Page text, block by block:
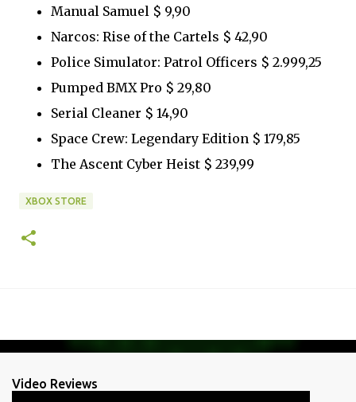
Manual Samuel $ 9,90
Narcos: Rise of the Cartels $ 42,90
Police Simulator: Patrol Officers $ 2.999,25
Pumped BMX Pro $ 29,80
Serial Cleaner $ 14,90
Space Crew: Legendary Edition $ 179,85
The Ascent Cyber Heist $ 239,99
XBOX STORE
Video Reviews